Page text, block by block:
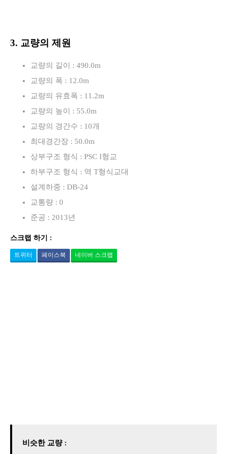
3. 교량의 제원
교량의 길이 : 490.0m
교량의 폭 : 12.0m
교량의 유효폭 : 11.2m
교량의 높이 : 55.0m
교량의 경간수 : 10개
최대경간장 : 50.0m
상부구조 형식 : PSC I형교
하부구조 형식 : 역 T형식교대
설계하중 : DB-24
교통량 : 0
준공 : 2013년
스크랩 하기 :
트위터 페이스북 네이버 스크랩
비슷한 교량 :